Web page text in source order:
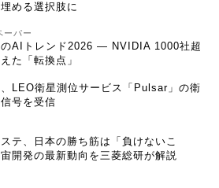
める選択肢に
ーパー
のAIトレンド2026 ― NVIDIA 1000社超
た「転換点」
LEO衛星測位サービス「Pulsar」の衛
号を受信
テ、日本の勝ち筋は「負けないこ
開発の最新動向を三菱総研が解説